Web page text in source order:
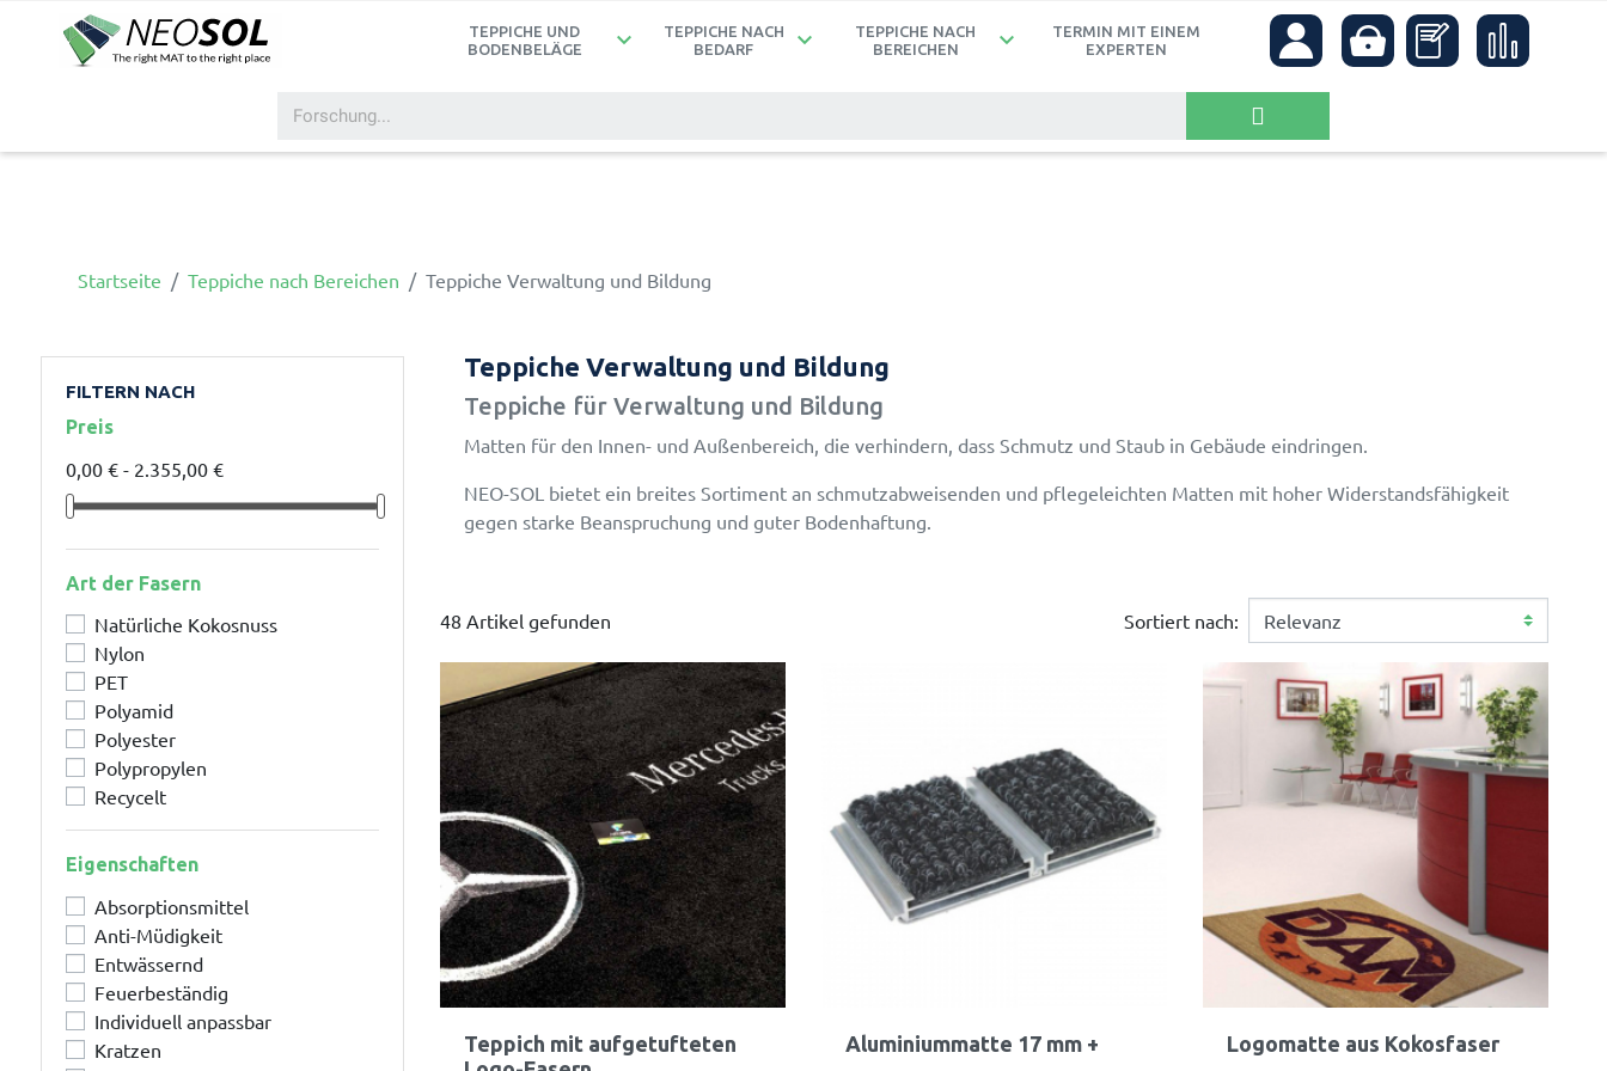
TEPPICHE UND
BODENBELÄGE
keyboard_arrow_down
TEPPICHE NACH
BEDARF
keyboard_arrow_down
TEPPICHE NACH
BEREICHEN
keyboard_arrow_down
TERMIN MIT EINEM
EXPERTEN
Startseite Teppiche nach Bereichen Teppiche Verwaltung und Bildung
FILTERN NACH
Preis
0,00 € - 2.355,00 €
Art der Fasern
Natürliche Kokosnuss
Nylon
PET
Polyamid
Polyester
Polypropylen
Recycelt
Eigenschaften
Absorptionsmittel
Anti-Müdigkeit
Entwässernd
Feuerbeständig
Individuell anpassbar
Kratzen
Teppiche Verwaltung und Bildung
Teppiche für Verwaltung und Bildung
Matten für den Innen- und Außenbereich, die verhindern, dass Schmutz und Staub in Gebäude eindringen.
NEO-SOL bietet ein breites Sortiment an schmutzabweisenden und pflegeleichten Matten mit hoher Widerstandsfähigkeit
gegen starke Beanspruchung und guter Bodenhaftung.
48 Artikel gefunden Sortiert nach:
 Vorschau
Teppich mit aufgetufteten
Vorschau
Aluminiummatte 17 mm + Vorschau
Logomatte aus Kokosfaser